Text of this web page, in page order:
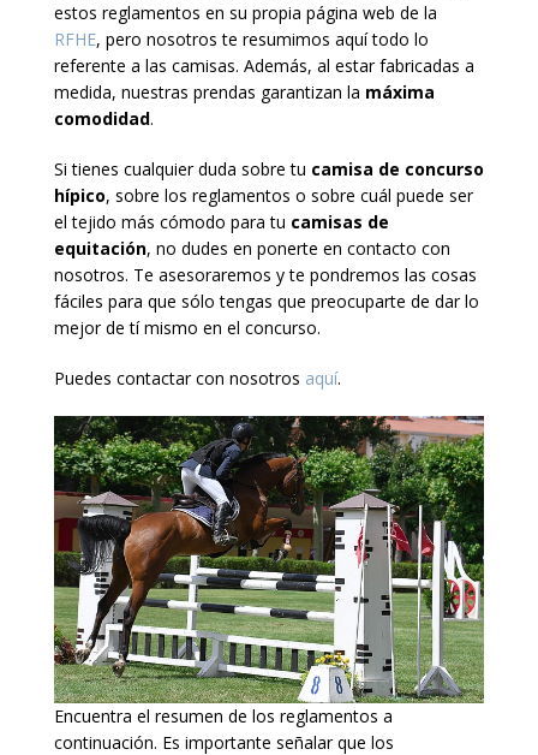
estos reglamentos en su propia página web de la
RFHE, pero nosotros te resumimos aquí todo lo
referente a las camisas. Además, al estar fabricadas a
medida, nuestras prendas garantizan la máxima
comodidad.
Si tienes cualquier duda sobre tu camisa de concurso
hípico, sobre los reglamentos o sobre cuál puede ser
el tejido más cómodo para tu camisas de
equitación, no dudes en ponerte en contacto con
nosotros. Te asesoraremos y te pondremos las cosas
fáciles para que sólo tengas que preocuparte de dar lo
mejor de tí mismo en el concurso.
Puedes contactar con nosotros aquí.
Encuentra el resumen de los reglamentos a
continuación. Es importante señalar que los